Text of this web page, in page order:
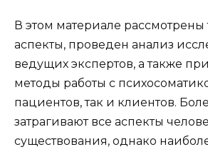
В этом материале рассмотрены
аспекты, проведен анализ
ведущих экспертов, а также
методы работы с
пациентов, так и клиентов.
затрагивают все аспекты
существования, однако